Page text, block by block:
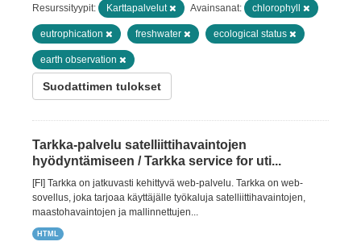
Resurssityypit: Karttapalvelut Avainsanat: chlorophyll
eutrophication freshwater ecological status
earth observation
Suodattimen tulokset
Tarkka-palvelu satelliittihavaintojen
hyödyntämiseen / Tarkka service for uti...
[FI] Tarkka on jatkuvasti kehittyvä web-palvelu. Tarkka on web-
sovellus, joka tarjoaa käyttäjälle työkaluja satelliittihavaintojen,
maastohavaintojen ja mallinnettujen...
HTML